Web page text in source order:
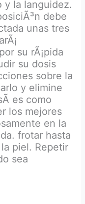
y la languidez.
debe
unas tres
su rÃ¡pida
su dosis
sobre la
y elimine
es como
los mejores
en la
frotar hasta
piel. Repetir
sea